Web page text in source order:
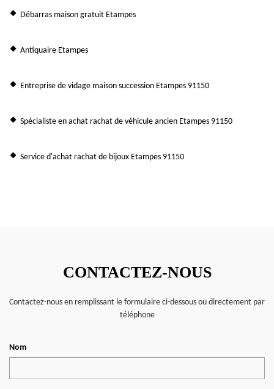
Débarras maison gratuit Etampes
Antiquaire Etampes
Entreprise de vidage maison succession Etampes 91150
Spécialiste en achat rachat de véhicule ancien Etampes 91150
Service d'achat rachat de bijoux Etampes 91150
CONTACTEZ-NOUS
Contactez-nous en remplissant le formulaire ci-dessous ou directement par
téléphone
Nom